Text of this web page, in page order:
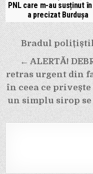
PNL care m-au susținut în
a precizat Burdușa
Navigare
în
articole
Bradul
← ALERTĂ!
retras urgent din
în ceea ce
un simplu sirop se